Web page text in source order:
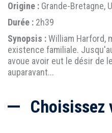
Origine : Grande-Bretagne,
Durée : 2h39
Synopsis :William Harford,
existence familiale.
avoue avoir eut le désir de
auparavant...
Choisissez